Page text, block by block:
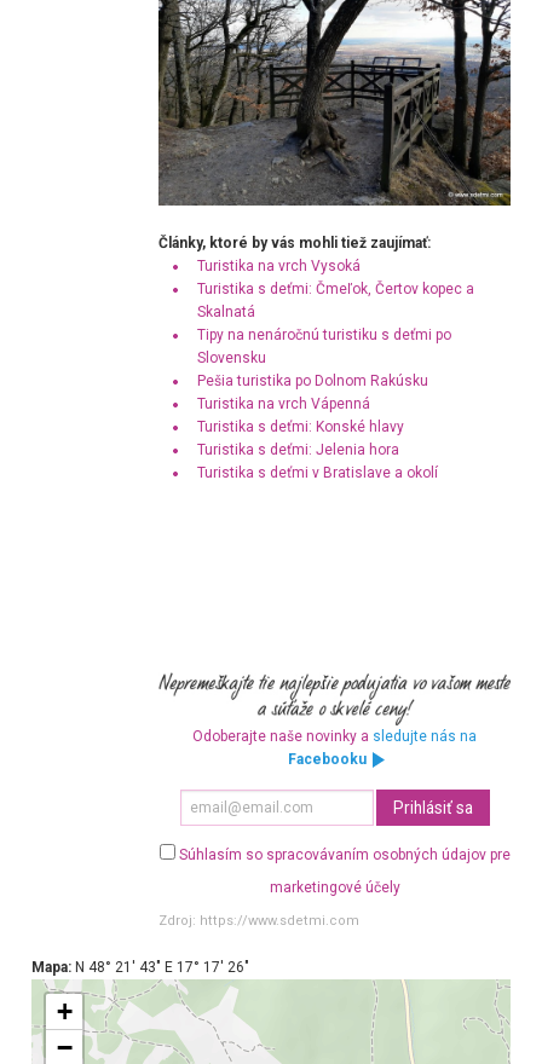
Články, ktoré by vás mohli tiež zaujímať:
Turistika na vrch Vysoká
Turistika s deťmi: Čmeľok, Čertov kopec a
Skalnatá
Tipy na nenáročnú turistiku s deťmi po
Slovensku
Pešia turistika po Dolnom Rakúsku
Turistika na vrch Vápenná
Turistika s deťmi: Konské hlavy
Turistika s deťmi: Jelenia hora
Turistika s deťmi v Bratislave a okolí
Odoberajte naše novinky a sledujte nás na
Facebooku
Súhlasím so spracovávaním osobných údajov pre
marketingové účely
Zdroj: https://www.sdetmi.com
Mapa:N 48° 21′ 43″ E 17° 17′ 26″
+
−